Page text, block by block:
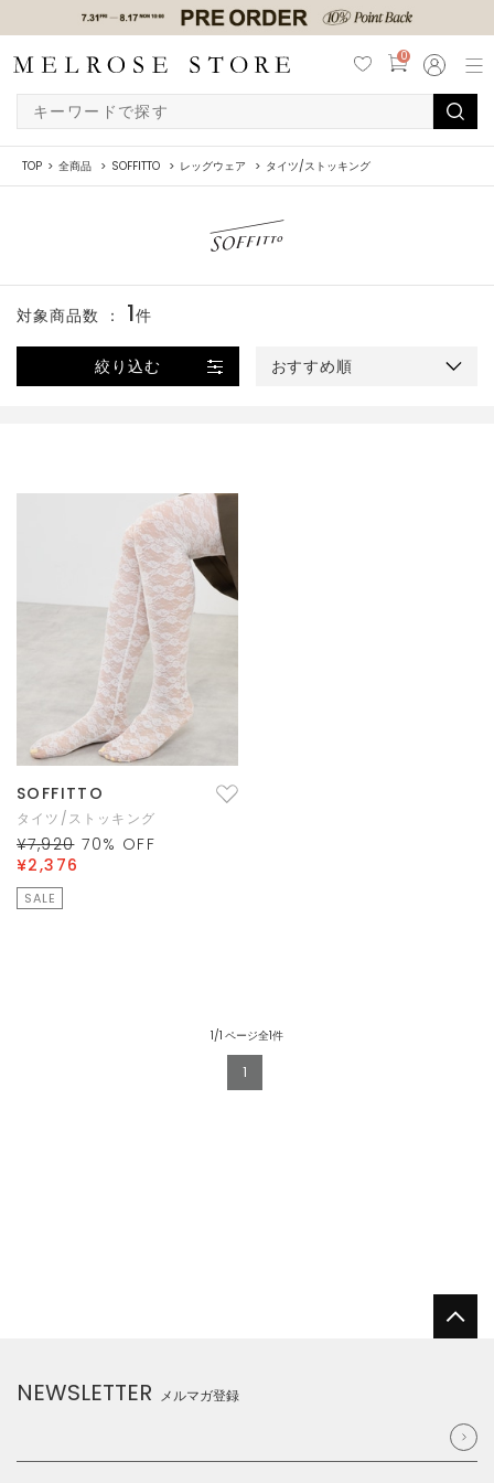
0
TOP 全商品 SOFFITTO レッグウェア タイツ/ストッキング
絞り込む おすすめ順
対象商品数 ： 1件
SOFFITTO
タイツ/ストッキング
¥7,920 70% OFF
¥2,376
SALE
1/1 ページ全1件
1
NEWSLETTER メルマガ登録